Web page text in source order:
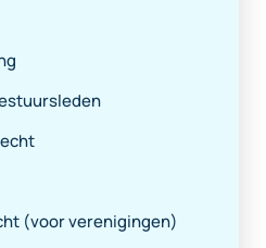
(voor verenigingen)